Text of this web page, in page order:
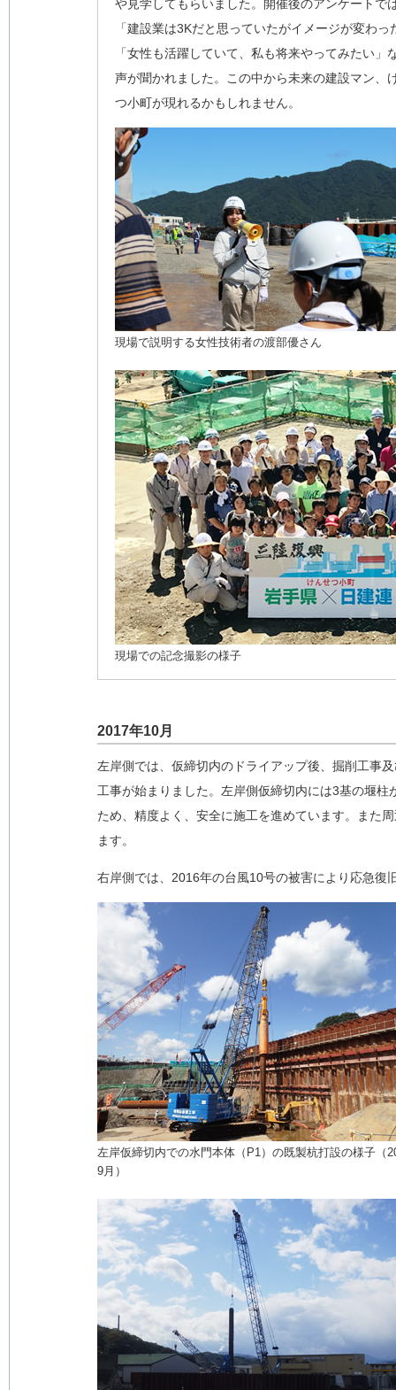
や見学してもらいました。開催後のアンケートで
「建設業は3Kだと思っていたがイメージが変わっ
「女性も活躍していて、私も将来やってみたい」
声が聞かれました。この中から未来の建設マン、
つ小町が現れるかもしれません。
現場で説明する女性技術者の渡部優さん
現場での記念撮影の様子
2017年10月
左岸側では、仮締切内のドライアップ後、掘削工事
工事が始まりました。左岸側仮締切内には3基の堰
ため、精度よく、安全に施工を進めています。また
ます。
右岸側では、2016年の台風10号の被害により応急復
左岸仮締切内での水門本体（P1）の既製杭打設の様子（
9月）